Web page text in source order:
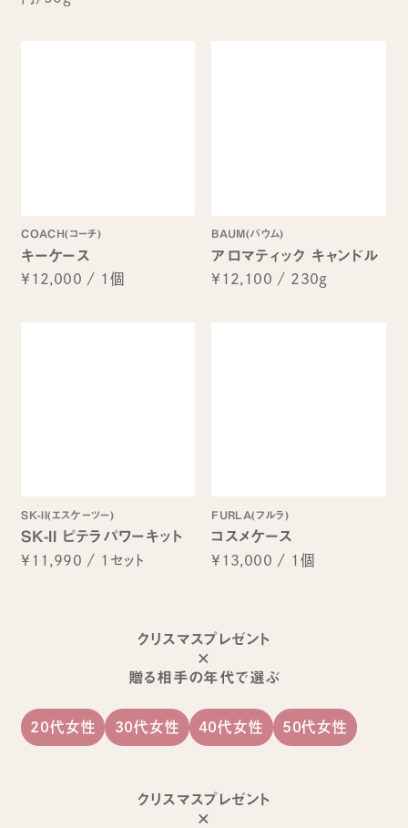
COACH(コーチ)
キーケース
¥12,000 / 1個
BAUM(バウム)
アロマティック キャンドル
¥12,100 / 230g
SK-II(エスケーツー)
SK-II ピテラパワーキット
¥11,990 / 1セット
FURLA(フルラ)
コスメケース
¥13,000 / 1個
クリスマスプレゼント
×
贈る相手の年代で選ぶ
20代女性 30代女性 40代女性 50代女性
クリスマスプレゼント
×